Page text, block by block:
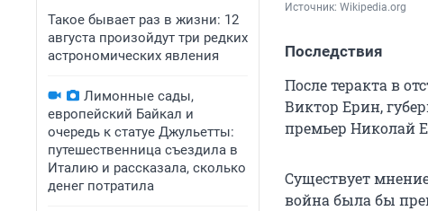
Такое бывает раз в жизни: 12
августа произойдут три редких
астрономических явления
Лимонные сады,
европейский Байкал и
очередь к статуе Джульетты:
путешественница съездила в
Италию и рассказала, сколько
денег потратила
Источник: Wikipedia.org
Последствия
После теракта в
Виктор Ерин,
премьер Николай
Существует
война была бы